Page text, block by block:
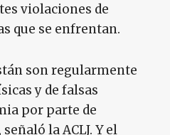
violaciones de
que se enfrentan.
son regularmente
y de falsas
por parte de
la ACLJ. Y el